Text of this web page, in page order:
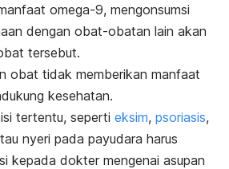
omega-9, mengonsumsi
dengan obat-obatan lain akan
tersebut.
obat tidak memberikan manfaat
kesehatan.
tertentu, seperti eksim, psoriasis,
nyeri pada payudara harus
kepada dokter mengenai asupan